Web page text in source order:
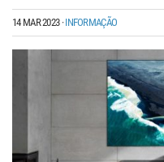
14 MAR 2023·INFORMAÇÃO